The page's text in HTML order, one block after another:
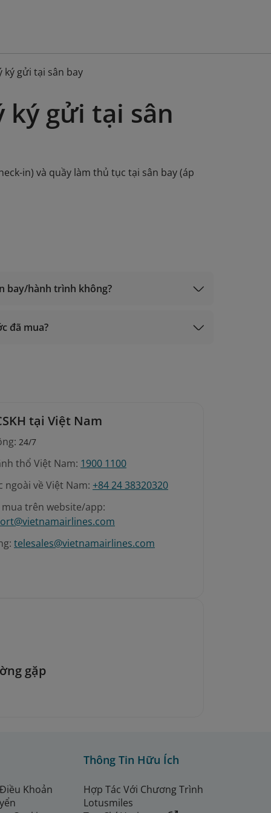
gửi tại sân bay
gửi tại sân
in) và quầy làm thủ tục tại sân bay (áp
bay/hành trình không?
đã mua?
tại Việt Nam
24/7
thổ Việt Nam: 1900 1100
ngoài về Việt Nam: +84 24 38320320
trên website/app:
telesales@vietnamairlines.com
gặp
Khoản
Thông Tin Hữu Ích
Hợp Tác Với Chương Trình
Lotusmiles